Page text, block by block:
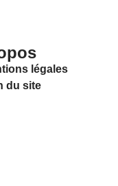
légales
du site